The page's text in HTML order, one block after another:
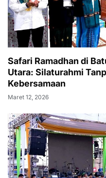
Safari Ramadhan di
Utara: Silaturahmi
Kebersamaan
Maret 12, 2026